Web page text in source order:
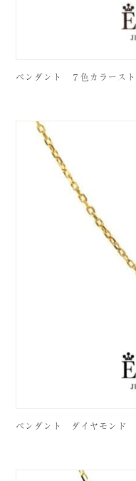
ペンダント ７色カラース
ペンダント ダイヤモンド